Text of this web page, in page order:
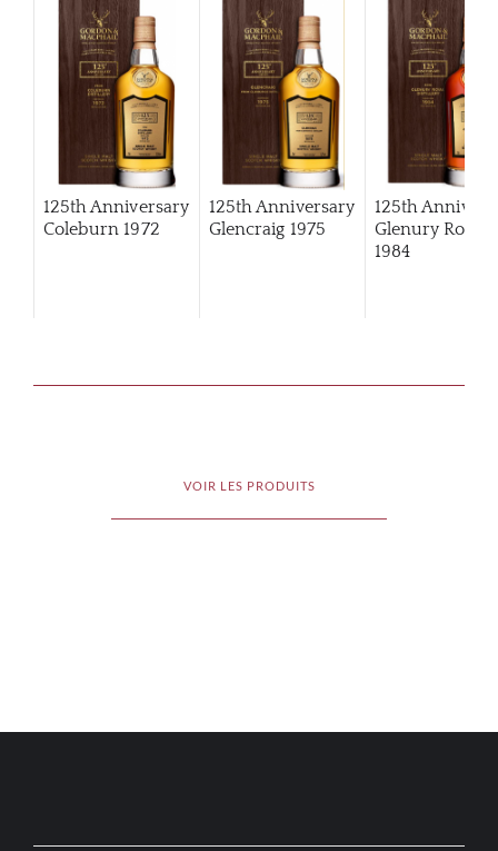
125th Anniversary
Coleburn 1972
125th Anniversary
Glencraig 1975
125th
Glenury Royal
1984
VOIR LES PRODUITS